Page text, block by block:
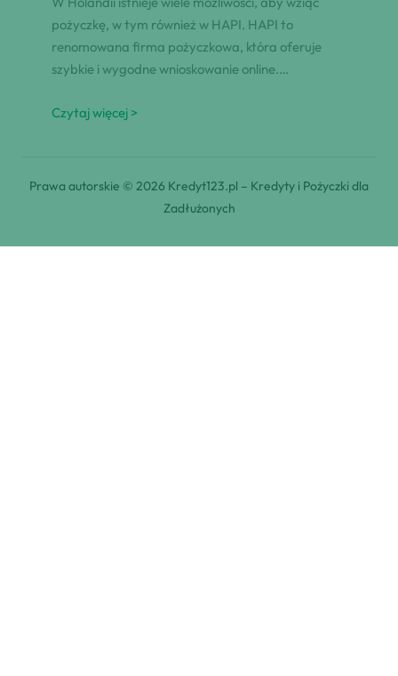
pożyczkę, w tym również w HAPI. HAPI to
renomowana firma pożyczkowa, która oferuje
szybkie i wygodne wnioskowanie online.…
Czytaj więcej >
Prawa autorskie © 2026 Kredyt123.pl – Kredyty i Pożyczki dla
Zadłużonych